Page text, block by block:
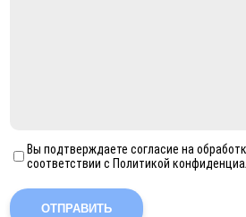
Вы подтверждаете согласие на
соответствии с Политикой
ОТПРАВИТЬ